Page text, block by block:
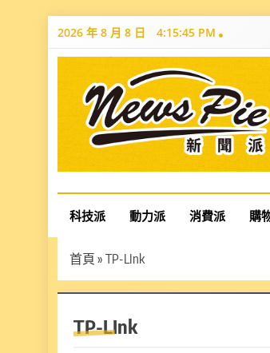
Skip
2026 年 8 月 8 日 4:15:46 PM
News Pie
最有料的新聞
科技派 動力派 消費派 購
首頁 » TP-LInk
TP-LInk